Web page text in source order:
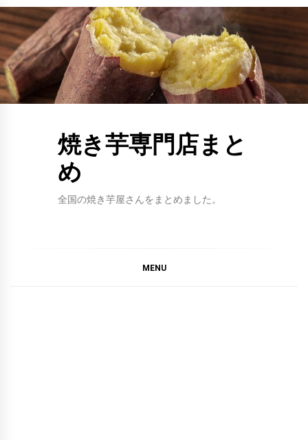
Skip
to
content
焼き芋専門店まと
め
全国の焼き芋屋さんをまとめました。
MENU